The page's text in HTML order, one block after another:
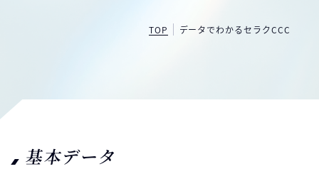
TOP データでわかるセラクCCC
基本データ